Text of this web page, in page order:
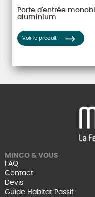
Porte d'entrée
aluminium
Voir le produit
MINCO & VOUS
FAQ
Contact
Devis
Guide Habitat Passif